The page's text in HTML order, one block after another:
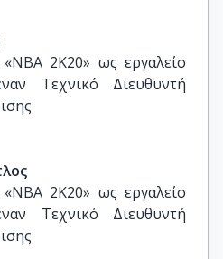
2K20» ως εργαλείο
Τεχνικό Διευθυντή
2K20» ως εργαλείο
Τεχνικό Διευθυντή